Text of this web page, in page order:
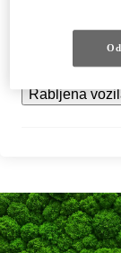
Rabljena